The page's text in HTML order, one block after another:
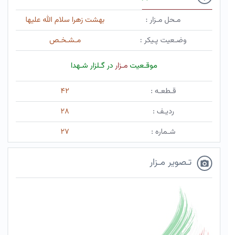
مـحل مـزار :
بهشت زهرا سلام الله علیها
وضـعیت پـیکر :
مـشـخـص
موقـعیتمـزاردر گـلزار شـهدا
قـطعـه :
۴۲
ردیـف :
۲۸
شـماره :
۲۷
تـصویر مـزار